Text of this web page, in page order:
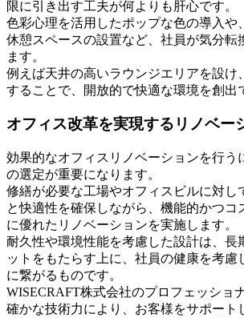
限に引き出す工夫が何よりも肝心です。
色彩心理を活用したポップな色の導入や
休憩スペースの設置など、社員が気分転
ます。
例えば天井の高いラウンジエリアを設け
することで、開放的で快適な環境を創出
オフィス改革を実現するリノベー
効果的なオフィスリノベーションを行う
の選定が重要になります。
修繕が必要な工場やオフィスビルに対し
と快適性を確保しながら、機能的かつコ
に優れたリノベーションを実施します。
耐久性や環境性能を考慮した設計は、長
ットをもたらす上に、社員の健康を考慮
に繋がるものです。
WISECRAFT株式会社のプロフェッショ
確かな技術力により、お客様をサポート